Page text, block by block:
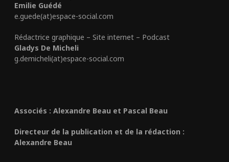
Emilie Guédé
e.guede(at)espace-social.com
Rédactrice graphique – Site internet – Podcast
Gladys De Micheli
g.demicheli(at)espace-social.com
Associés : Alexandre Beau et Pascal Beau
Directeur de la publication et de la rédaction :
Alexandre Beau